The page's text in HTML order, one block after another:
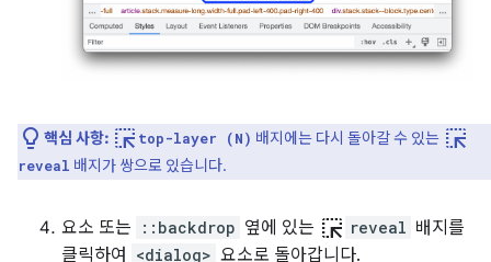
핵심 사항: ink_selection top-layer (N) 배지에는 다시 돌아갈 수 있는 ink_selection
reveal 배지가 쌍으로 있습니다.
요소 또는 ::backdrop 옆에 있는 ink_selection reveal 배지를
클릭하여
<dialog> 요소로 돌아갑니다.